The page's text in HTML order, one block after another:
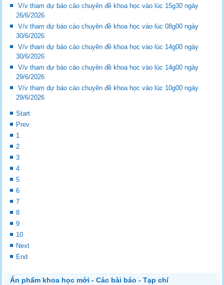
V/v tham dự báo cáo chuyên đề khoa học vào lúc 15g30 ngày
26/6/2026
V/v tham dự báo cáo chuyên đề khoa học vào lúc 08g00 ngày
30/6/2026
V/v tham dự báo cáo chuyên đề khoa học vào lúc 14g00 ngày
30/6/2026
V/v tham dự báo cáo chuyên đề khoa học vào lúc 14g00 ngày
29/6/2026
V/v tham dự báo cáo chuyên đề khoa học vào lúc 10g00 ngày
29/6/2026
Start
Prev
1
2
3
4
5
6
7
8
9
10
Next
End
Ấn phẩm khoa học mới - Các bài báo - Tạp chí